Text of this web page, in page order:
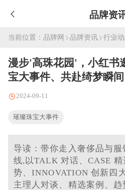
品牌资
当前位置： 品牌网 品牌资讯 行业
漫步'高珠花园'，小红书
宝大事件、共赴绮梦瞬间
2024-09-11
璀璨珠宝大事件
导读：带你走入奢侈品与
线,以TALK 对话、CASE 精
势、INNOVATION 创新四
主理人对谈、精选案例、